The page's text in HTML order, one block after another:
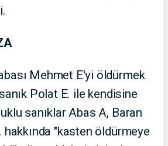
Mehmet E'yi öldürmek
Polat E. ile kendisine
sanıklar Abas A, Baran
hakkında "kasten öldürmeye